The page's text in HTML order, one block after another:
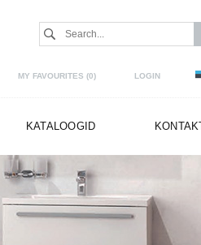
MY FAVOURITES (0) LOGIN
KATALOOGID